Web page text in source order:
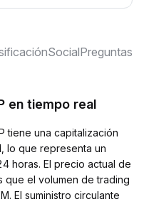
SocialPreguntas
en tiempo real
tiene una capitalización
lo que representa un
horas. El precio actual de
que el volumen de trading
El suministro circulante